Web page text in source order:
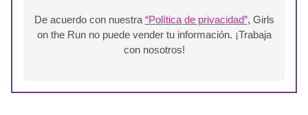
De acuerdo con nuestra“Política de privacidad”, Girls
on the Run no puede vender tu información. ¡Trabaja
con nosotros!